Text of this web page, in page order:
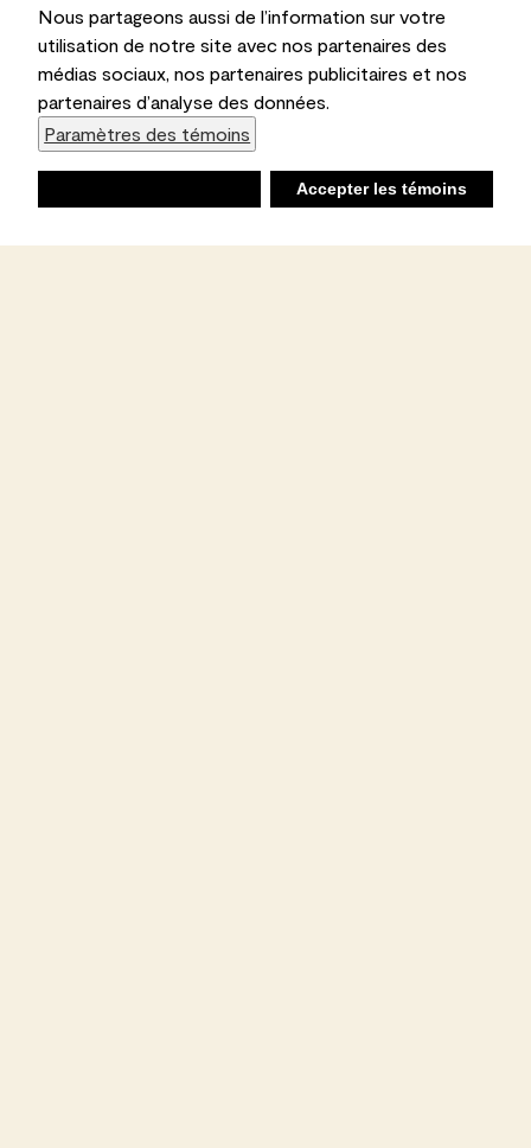
Nous partageons aussi de l’information sur votre
utilisation de notre site avec nos partenaires des
médias sociaux, nos partenaires publicitaires et nos
partenaires d’analyse des données.
Paramètres des témoins
Accepter les témoins
Liste d’achats